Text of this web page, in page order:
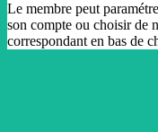
Le membre peut
son compte ou choisir de
correspondant en bas de